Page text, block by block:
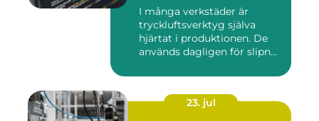
I många verkstäder är
tryckluftsverktyg själva
hjärtat i produktionen. De
används dagligen för slipn...
23. jul